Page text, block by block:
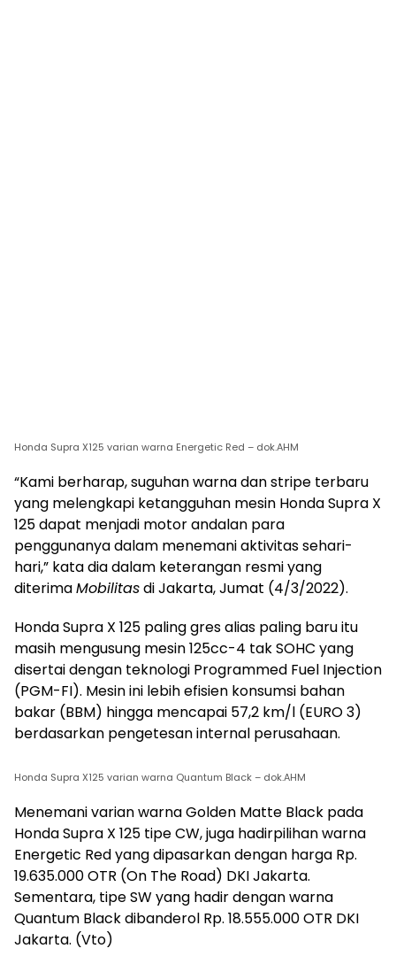
Honda Supra X125 varian warna Energetic Red – dok.AHM
“Kami berharap, suguhan warna dan stripe terbaru
yang melengkapi ketangguhan mesin Honda Supra X
125 dapat menjadi motor andalan para
penggunanya dalam menemani aktivitas sehari-
hari,” kata dia dalam keterangan resmi yang
diterimaMobilitasdi Jakarta, Jumat (4/3/2022).
Honda Supra X 125 paling gres alias paling baru itu
masih mengusung mesin 125cc-4 tak SOHC yang
disertai dengan teknologi Programmed Fuel Injection
(PGM-FI). Mesin ini lebih efisien konsumsi bahan
bakar (BBM) hingga mencapai 57,2 km/l (EURO 3)
berdasarkan pengetesan internal perusahaan.
Honda Supra X125 varian warna Quantum Black – dok.AHM
Menemani varian warna Golden Matte Black pada
Honda Supra X 125 tipe CW, juga hadirpilihan warna
Energetic Red yang dipasarkan dengan harga Rp.
19.635.000 OTR (On The Road) DKI Jakarta.
Sementara, tipe SW yang hadir dengan warna
Quantum Black dibanderol Rp. 18.555.000 OTR DKI
Jakarta. (Vto)